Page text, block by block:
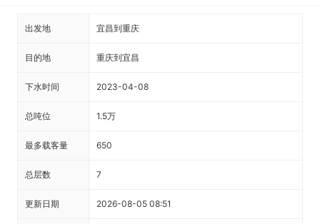
出发地 宜昌到重庆
目的地 重庆到宜昌
下水时间 2023-04-08
总吨位 1.5万
最多载客量 650
总层数 7
更新日期 2026-08-05 08:51